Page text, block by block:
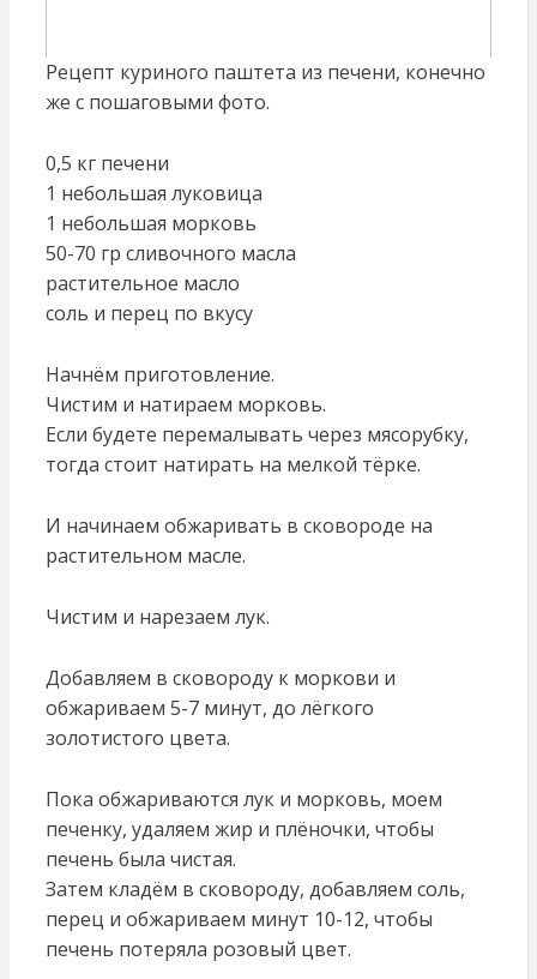
Рецепт куриного паштета из печени, конечно
же с пошаговыми фото.
0,5 кг печени
1 небольшая луковица
1 небольшая морковь
50-70 гр сливочного масла
растительное масло
соль и перец по вкусу
Начнём приготовление.
Чистим и натираем морковь.
Если будете перемалывать через мясорубку,
тогда стоит натирать на мелкой тёрке.
И начинаем обжаривать в сковороде на
растительном масле.
Чистим и нарезаем лук.
Добавляем в сковороду к моркови и
обжариваем 5-7 минут, до лёгкого
золотистого цвета.
Пока обжариваются лук и морковь, моем
печенку, удаляем жир и плёночки, чтобы
печень была чистая.
Затем кладём в сковороду, добавляем соль,
перец и обжариваем минут 10-12, чтобы
печень потеряла розовый цвет.